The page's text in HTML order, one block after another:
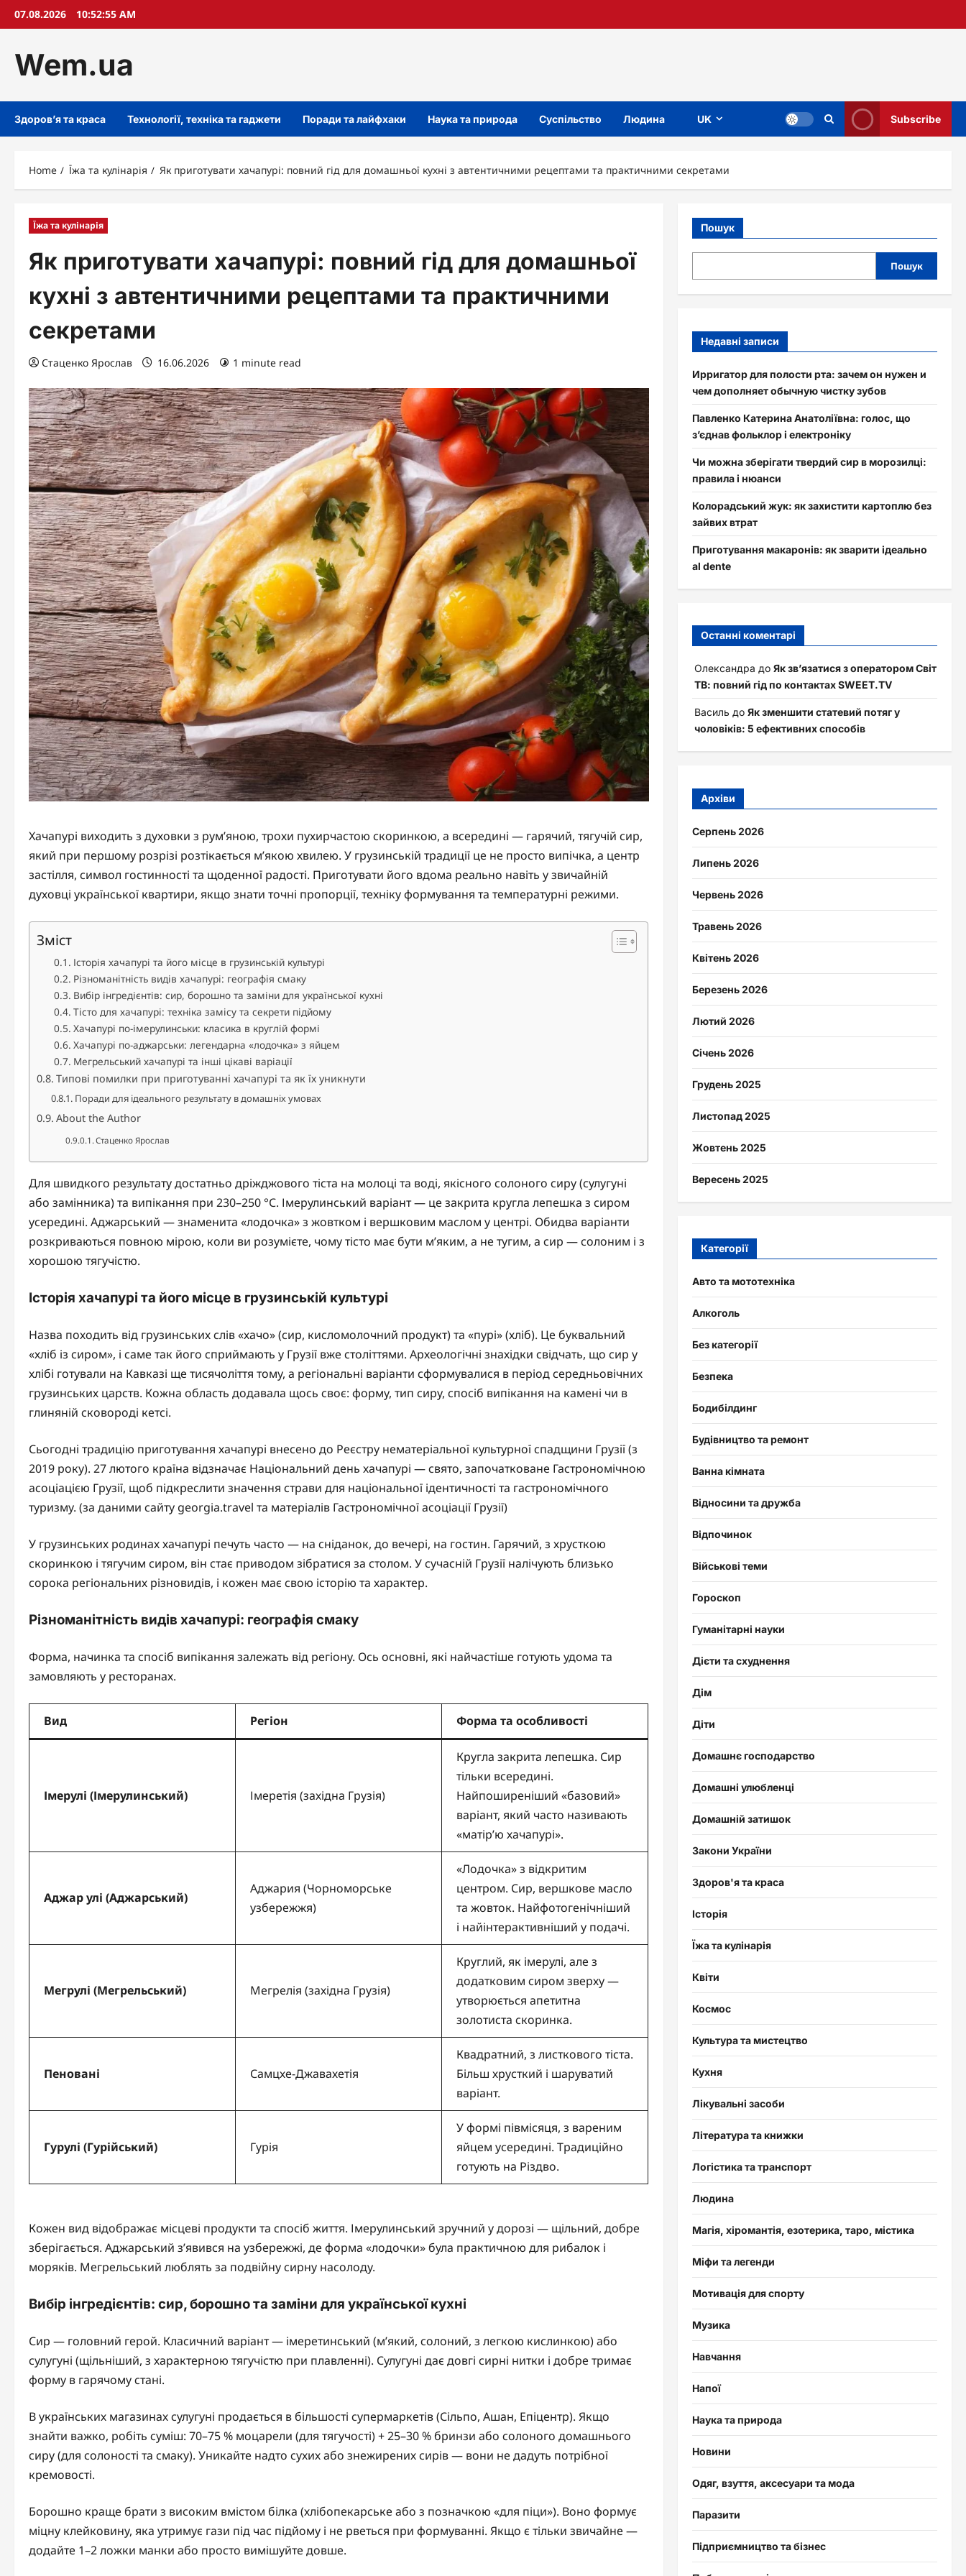
Skip07.08.2026 10:52:57 AM
Wem.ua
Здоров’я та краса Технології, техніка та гаджети Поради та лайфхаки Наука та природа Суспільство Людина UK Subscribe
Home Їжа та кулінарія Як приготувати хачапурі: повний гід для домашньої кухні з автентичними рецептами та практичними секретами
Їжа та кулінарія
Як приготувати хачапурі: повний гід для домашньої
кухні з автентичними рецептами та практичними
секретами
Стаценко Ярослав 16.06.2026 1 minute read
Хачапурі виходить з духовки з рум’яною, трохи пухирчастою скоринкою, а всередині — гарячий, тягучій сир,
який при першому розрізі розтікається м’якою хвилею. У грузинській традиції це не просто випічка, а центр
застілля, символ гостинності та щоденної радості. Приготувати його вдома реально навіть у звичайній
духовці української квартири, якщо знати точні пропорції, техніку формування та температурні режими.
Зміст
Історія хачапурі та його місце в грузинській культурі
Різноманітність видів хачапурі: географія смаку
Вибір інгредієнтів: сир, борошно та заміни для української кухні
Тісто для хачапурі: техніка замісу та секрети підйому
Хачапурі по-імерулинськи: класика в круглій формі
Хачапурі по-аджарськи: легендарна «лодочка» з яйцем
Мегрельський хачапурі та інші цікаві варіації
Типові помилки при приготуванні хачапурі та як їх уникнути
Поради для ідеального результату в домашніх умовах
About the Author
Стаценко Ярослав
Для швидкого результату достатньо дріжджового тіста на молоці та воді, якісного солоного сиру (сулугуні
або замінника) та випікання при 230–250 °C. Імерулинський варіант — це закрита кругла лепешка з сиром
усередині. Аджарський — знаменита «лодочка» з жовтком і вершковим маслом у центрі. Обидва варіанти
розкриваються повною мірою, коли ви розумієте, чому тісто має бути м’яким, а не тугим, а сир — солоним і з
хорошою тягучістю.
Історія хачапурі та його місце в грузинській культурі
Назва походить від грузинських слів «хачо» (сир, кисломолочний продукт) та «пурі» (хліб). Це буквальний
«хліб із сиром», і саме так його сприймають у Грузії вже століттями. Археологічні знахідки свідчать, що сир у
хлібі готували на Кавказі ще тисячоліття тому, а регіональні варіанти сформувалися в період середньовічних
грузинських царств. Кожна область додавала щось своє: форму, тип сиру, спосіб випікання на камені чи в
глиняній сковороді кетсі.
Сьогодні традицію приготування хачапурі внесено до Реєстру нематеріальної культурної спадщини Грузії (з
2019 року). 27 лютого країна відзначає Національний день хачапурі — свято, започатковане Гастрономічною
асоціацією Грузії, щоб підкреслити значення страви для національної ідентичності та гастрономічного
туризму. (за даними сайту georgia.travel та матеріалів Гастрономічної асоціації Грузії)
У грузинських родинах хачапурі печуть часто — на сніданок, до вечері, на гостин. Гарячий, з хрусткою
скоринкою і тягучим сиром, він стає приводом зібратися за столом. У сучасній Грузії налічують близько
сорока регіональних різновидів, і кожен має свою історію та характер.
Різноманітність видів хачапурі: географія смаку
Форма, начинка та спосіб випікання залежать від регіону. Ось основні, які найчастіше готують удома та
замовляють у ресторанах.
Вид Регіон Форма та особливості
Імерулі (Імерулинський) Імеретія (західна Грузія)
Кругла закрита лепешка. Сир
тільки всередині.
Найпоширеніший «базовий»
варіант, який часто називають
«матір’ю хачапурі».
Аджар улі (Аджарський)
Аджария (Чорноморське
узбережжя)
«Лодочка» з відкритим
центром. Сир, вершкове масло
та жовток. Найфотогенічніший
і найінтерактивніший у подачі.
Мегрулі (Мегрельський) Мегрелія (західна Грузія)
Круглий, як імерулі, але з
додатковим сиром зверху —
утворюється апетитна
золотиста скоринка.
Пеновані Самцхе-Джавахетія
Квадратний, з листкового тіста.
Більш хрусткий і шаруватий
варіант.
Гурулі (Гурійський) Гурія
У формі півмісяця, з вареним
яйцем усередині. Традиційно
готують на Різдво.
Кожен вид відображає місцеві продукти та спосіб життя. Імерулинський зручний у дорозі — щільний, добре
зберігається. Аджарський з’явився на узбережжі, де форма «лодочки» була практичною для рибалок і
моряків. Мегрельський люблять за подвійну сирну насолоду.
Вибір інгредієнтів: сир, борошно та заміни для української кухні
Сир — головний герой. Класичний варіант — імеретинський (м’який, солоний, з легкою кислинкою) або
сулугуні (щільніший, з характерною тягучістю при плавленні). Сулугуні дає довгі сирні нитки і добре тримає
форму в гарячому стані.
В українських магазинах сулугуні продається в більшості супермаркетів (Сільпо, Ашан, Епіцентр). Якщо
знайти важко, робіть суміш: 70–75 % моцарели (для тягучості) + 25–30 % бринзи або солоного домашнього
сиру (для солоності та смаку). Уникайте надто сухих або знежирених сирів — вони не дадуть потрібної
кремовості.
Борошно краще брати з високим вмістом білка (хлібопекарське або з позначкою «для піци»). Воно формує
міцну клейковину, яка утримує гази під час підйому і не рветься при формуванні. Якщо є тільки звичайне —
додайте 1–2 ложки манки або просто вимішуйте довше.
Пошук
Пошук
Недавні записи
Ирригатор для полости рта: зачем он нужен и
чем дополняет обычную чистку зубов
Павленко Катерина Анатоліївна: голос, що
з’єднав фольклор і електроніку
Чи можна зберігати твердий сир в морозилці:
правила і нюанси
Колорадський жук: як захистити картоплю без
зайвих втрат
Приготування макаронів: як зварити ідеально
al dente
Останні коментарі
Олександра до Як зв’язатися з оператором Світ
ТВ: повний гід по контактах SWEET.TV
Василь до Як зменшити статевий потяг у
чоловіків: 5 ефективних способів
Архіви
Серпень 2026
Липень 2026
Червень 2026
Травень 2026
Квітень 2026
Березень 2026
Лютий 2026
Січень 2026
Грудень 2025
Листопад 2025
Жовтень 2025
Вересень 2025
Категорії
Авто та мототехніка
Алкоголь
Без категорії
Безпека
Бодибілдинг
Будівництво та ремонт
Ванна кімната
Відносини та дружба
Відпочинок
Військові теми
Гороскоп
Гуманітарні науки
Дієти та схуднення
Дім
Діти
Домашнє господарство
Домашні улюбленці
Домашній затишок
Закони України
Здоров'я та краса
Історія
Їжа та кулінарія
Квіти
Космос
Культура та мистецтво
Кухня
Лікувальні засоби
Література та книжки
Логістика та транспорт
Людина
Магія, хіромантія, езотерика, таро, містика
Міфи та легенди
Мотивація для спорту
Музика
Навчання
Напої
Наука та природа
Новини
Одяг, взуття, аксесуари та мода
Паразити
Підприємництво та бізнес